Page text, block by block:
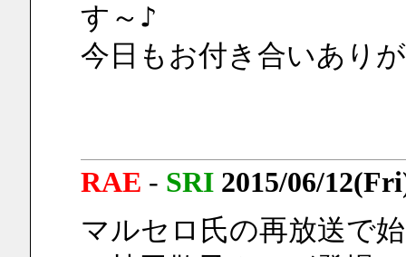
す～♪
今日もお付き合いあり
RAE - SRI 2015/06/
マルセロ氏の再放送で